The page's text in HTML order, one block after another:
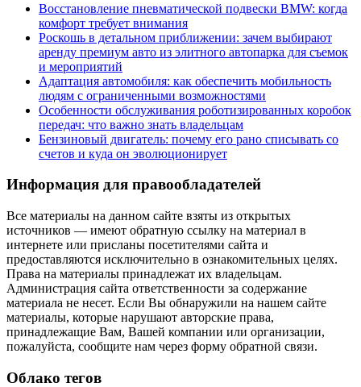
Восстановление пневматической подвески BMW: когда
комфорт требует внимания
Роскошь в детальном приближении: зачем выбирают
аренду премиум авто из элитного автопарка для съемок
и мероприятий
Адаптация автомобиля: как обеспечить мобильность
людям с ограниченными возможностями
Особенности обслуживания роботизированных коробок
передач: что важно знать владельцам
Бензиновый двигатель: почему его рано списывать со
счетов и куда он эволюционирует
Информация для правообладателей
Все материалы на данном сайте взяты из открытых
источников — имеют обратную ссылку на материал в
интернете или присланы посетителями сайта и
предоставляются исключительно в ознакомительных целях.
Права на материалы принадлежат их владельцам.
Администрация сайта ответственности за содержание
материала не несет. Если Вы обнаружили на нашем сайте
материалы, которые нарушают авторские права,
принадлежащие Вам, Вашей компании или организации,
пожалуйста, сообщите нам через форму обратной связи.
Облако тегов